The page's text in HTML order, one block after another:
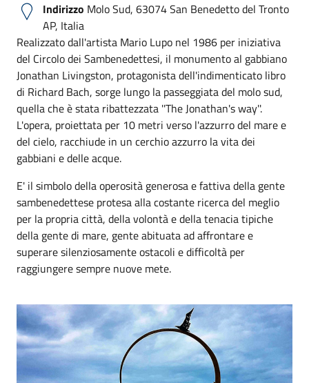
Indirizzo Molo Sud, 63074 San Benedetto del Tronto
AP, Italia
Realizzato dall'artista Mario Lupo nel 1986 per iniziativa
del Circolo dei Sambenedettesi, il monumento al gabbiano
Jonathan Livingston, protagonista dell'indimenticato libro
di Richard Bach, sorge lungo la passeggiata del molo sud,
quella che è stata ribattezzata ''The Jonathan's way''.
L'opera, proiettata per 10 metri verso l'azzurro del mare e
del cielo, racchiude in un cerchio azzurro la vita dei
gabbiani e delle acque.
E' il simbolo della operosità generosa e fattiva della gente
sambenedettese protesa alla costante ricerca del meglio
per la propria città, della volontà e della tenacia tipiche
della gente di mare, gente abituata ad affrontare e
superare silenziosamente ostacoli e difficoltà per
raggiungere sempre nuove mete.